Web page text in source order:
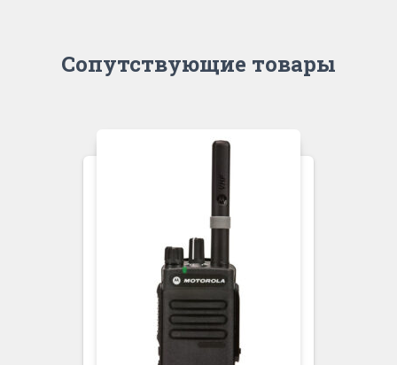
Сопутствующие товары